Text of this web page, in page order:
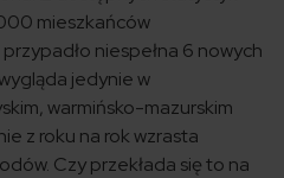
mieszkańców
niespełna 6 nowych
jedynie w
warmińsko-mazurskim
z roku na rok wzrasta
Czy przekłada się to na